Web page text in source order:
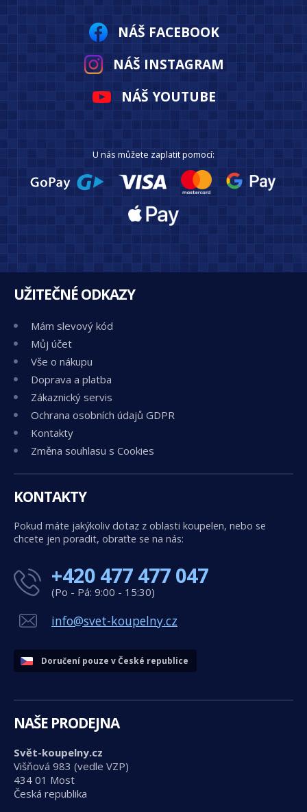
NÁŠ FACEBOOK
NÁŠ INSTAGRAM
NÁŠ YOUTUBE
U nás můžete zaplatit pomocí:
UŽITEČNÉ ODKAZY
Mám slevový kód
Můj účet
Vše o nákupu
Doprava a platba
Zákaznický servis
Ochrana osobních údajů GDPR
Kontakty
Změna souhlasu s Cookies
KONTAKTY
Pokud máte jakýkoliv dotaz z oblasti koupelen, nebo se
chcete jen poradit, obraťte se na nás:
+420 477 477 047
(Po - Pá: 9:00 - 15:30)
info@svet-koupelny.cz
Doručení pouze v České republice
NAŠE PRODEJNA
Svět-koupelny.cz
Višňová 983 (vedle VZP)
434 01 Most
Česká republika